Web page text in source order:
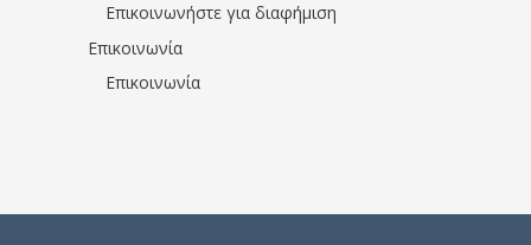
Επικοινωνήστε για διαφήμιση
Επικοινωνία
Επικοινωνία